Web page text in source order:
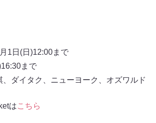
1日(日)12:00まで
まで
、ダイタク、ニューヨーク、オズワルド
はこちら